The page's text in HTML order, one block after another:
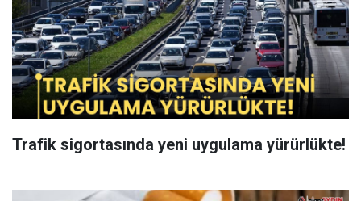
Trafik sigortasında yeni uygulama yürürlükte!